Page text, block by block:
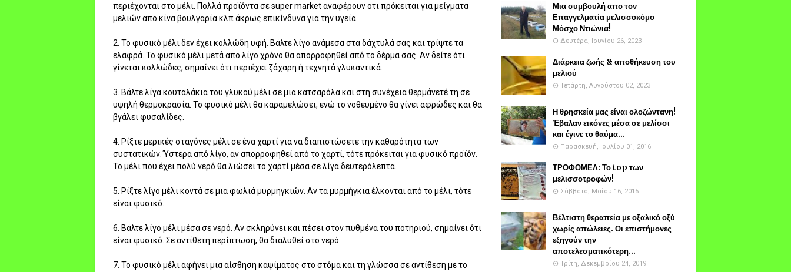
περιέχονται στο μέλι. Πολλά προϊόντα σε super market αναφέρουν οτι πρόκειται για μείγματα
μελιών απο κίνα βουλγαρία κλπ άκρως επικίνδυνα για την υγεία.
2. Το φυσικό μέλι δεν έχει κολλώδη υφή. Βάλτε λίγο ανάμεσα στα δάχτυλά σας και τρίψτε τα
ελαφρά. Το φυσικό μέλι μετά απο λίγο χρόνο θα απορροφηθεί από το δέρμα σας. Αν δείτε ότι
γίνεται κολλώδες, σημαίνει ότι περιέχει ζάχαρη ή τεχνητά γλυκαντικά.
3. Βάλτε λίγα κουταλάκια του γλυκού μέλι σε μια κατσαρόλα και στη συνέχεια θερμάνετέ τη σε
υψηλή θερμοκρασία. Το φυσικό μέλι θα καραμελώσει, ενώ το νοθευμένο θα γίνει αφρώδες και θα
βγάλει φυσαλίδες.
4. Ρίξτε μερικές σταγόνες μέλι σε ένα χαρτί για να διαπιστώσετε την καθαρότητα των
συστατικών. Ύστερα από λίγο, αν απορροφηθεί από το χαρτί, τότε πρόκειται για φυσικό προϊόν.
Το μέλι που έχει πολύ νερό θα λιώσει το χαρτί μέσα σε λίγα δευτερόλεπτα.
5. Ρίξτε λίγο μέλι κοντά σε μια φωλιά μυρμηγκιών. Αν τα μυρμήγκια έλκονται από το μέλι, τότε
είναι φυσικό.
6. Βάλτε λίγο μέλι μέσα σε νερό. Αν σκληρύνει και πέσει στον πυθμένα του ποτηριού, σημαίνει ότι
είναι φυσικό. Σε αντίθετη περίπτωση, θα διαλυθεί στο νερό.
7. Το φυσικό μέλι αφήνει μια αίσθηση καψίματος στο στόμα και τη γλώσσα σε αντίθεση με το
Μια συμβουλή απο τον
Επαγγελματία μελισσοκόμο
Μόσχο Ντιώνια!
Δευτέρα, Ιουνίου 26, 2023
Διάρκεια ζωής & αποθήκευση του
μελιού
Τετάρτη, Αυγούστου 02, 2023
Η θρησκεία μας είναι ολοζώντανη!
Έβαλαν εικόνες μέσα σε μελίσσι
και έγινε το θαύμα...
Παρασκευή, Ιουλίου 01, 2016
ΤΡΟΦΟΜΕΛ: Το top των
μελισσοτροφών!
Σάββατο, Μαΐου 16, 2015
Βέλτιστη θεραπεία με οξαλικό οξύ
χωρίς απώλειες. Οι επιστήμονες
εξηγούν την
αποτελεσματικότερη...
Τρίτη, Δεκεμβρίου 24, 2019